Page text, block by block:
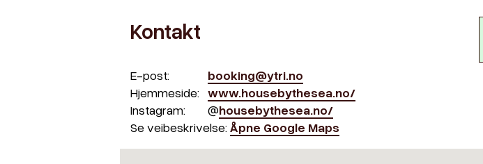
Kontakt
E-post:
booking@ytri.no
Hjemmeside: www.housebythesea.no/
Instagram:
@housebythesea.no/
Se veibeskrivelse: Åpne Google Maps